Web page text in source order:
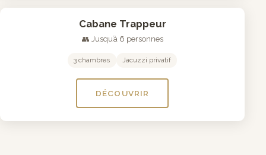
Cabane Trappeur
👥 Jusqu’à 6 personnes
3 chambres Jacuzzi privatif
DÉCOUVRIR